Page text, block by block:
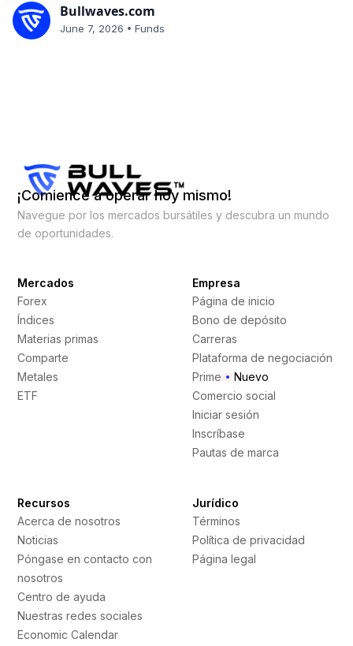
Bullwaves.com
June 7, 2026 • Funds
¡Comience a operar hoy mismo!
Navegue por los mercados bursátiles y descubra un mundo
de oportunidades.
Mercados
Forex
Índices
Materias primas
Comparte
Metales
ETF
Empresa
Página de inicio
Bono de depósito
Carreras
Plataforma de negociación
Prime
Nuevo
Comercio social
Iniciar sesión
Inscríbase
Pautas de marca
Recursos
Acerca de nosotros
Noticias
Póngase en contacto con
nosotros
Centro de ayuda
Nuestras redes sociales
Economic Calendar
Jurídico
Términos
Política de privacidad
Página legal